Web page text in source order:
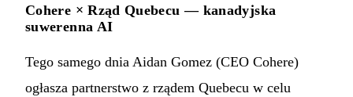
Cohere × Rząd Quebecu — kanadyjska
suwerenna AI
Tego samego dnia Aidan Gomez (CEO Cohere)
ogłasza partnerstwo z rządem Quebecu w celu